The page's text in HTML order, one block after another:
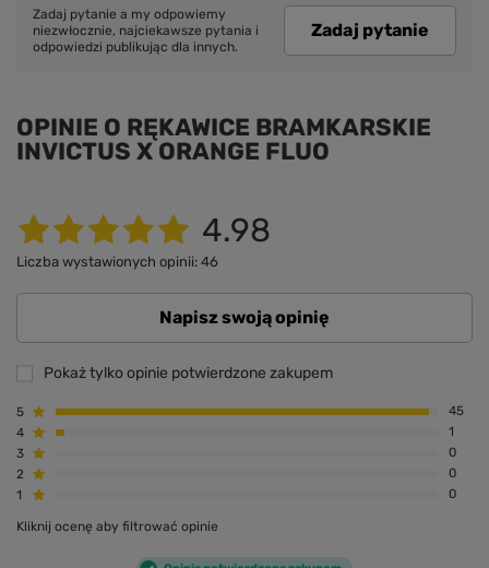
Zadaj pytanie a my odpowiemy
niezwłocznie, najciekawsze pytania i
odpowiedzi publikując dla innych.
Zadaj pytanie
OPINIE O RĘKAWICE BRAMKARSKIE
INVICTUS X ORANGE FLUO
4.98
Liczba wystawionych opinii: 46
Napisz swoją opinię
Pokaż tylko opinie potwierdzone zakupem
5
45
4
1
3
0
2
0
1
0
Kliknij ocenę aby filtrować opinie